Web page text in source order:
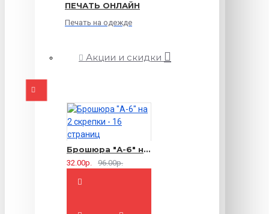
ПЕЧАТЬ ОНЛАЙН
Печать на одежде
Акции и скидки
Брошюра "А-6" на 2 скрепки - 16 страниц
32.00р. 96.00р.